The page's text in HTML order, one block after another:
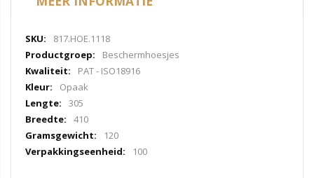
Meer
informatie
817.HOE.1118
Beschermhoesjes
PAT - ISO18916
Opaak
305
410
120
100